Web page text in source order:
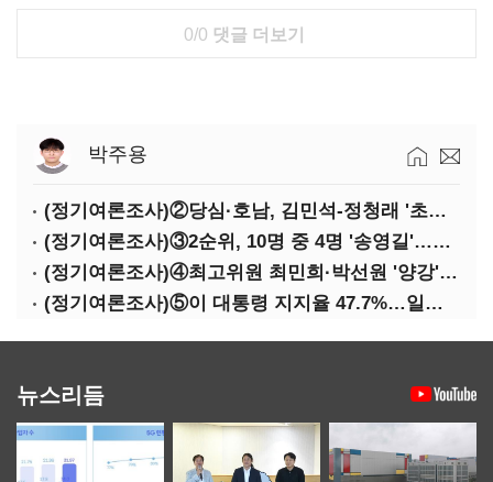
0/0 댓글 더보기
박주용
(정기여론조사)②당심·호남, 김민석-정청래 '초접전'
(정기여론조사)③2순위, 10명 중 4명 '송영길'…정청래 '한 자릿수'
(정기여론조사)④최고위원 최민희·박선원 '양강'…서미화·이성윤·임미애 뒤이어
(정기여론조사)⑤이 대통령 지지율 47.7%…일주일 만에 다시 40%대
뉴스리듬